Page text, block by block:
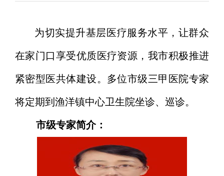
为切实提升基层医疗服务水平，让群众
在家门口享受优质医疗资源，我市积极推进
紧密型医共体建设。多位市级三甲医院专家
将定期到渔洋镇中心卫生院坐诊、巡诊。
市级专家简介：